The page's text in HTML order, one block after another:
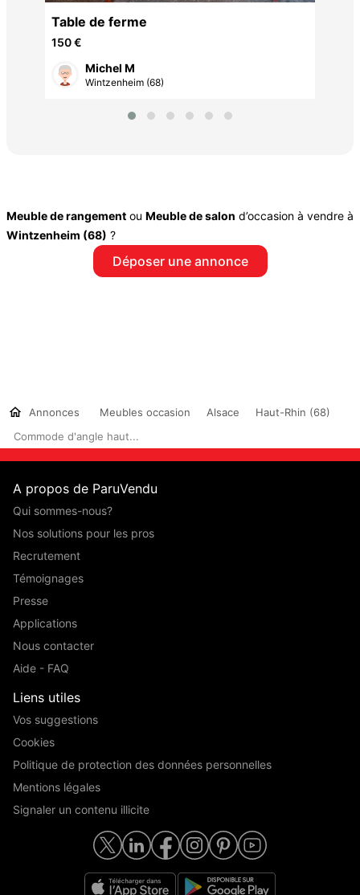
Table de ferme
150 €
Michel M
Wintzenheim (68)
Meuble de rangement ou Meuble de salon d’occasion à vendre à
Wintzenheim (68) ?
Déposer une annonce
Annonces Meubles occasion Alsace
Haut-Rhin (68)
Commode d'angle haut...
A propos de ParuVendu
Qui sommes-nous?
Nos solutions pour les pros
Recrutement
Témoignages
Presse
Applications
Nous contacter
Aide - FAQ
Liens utiles
Vos suggestions
Cookies
Politique de protection des données personnelles
Mentions légales
Signaler un contenu illicite